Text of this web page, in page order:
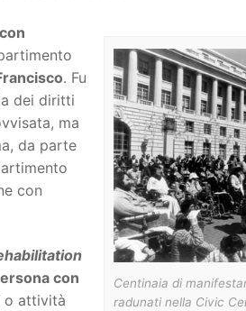
Centinaia di
radunati nella Civic
. Fu
dei diritti
ma
da parte
con
con
o attività